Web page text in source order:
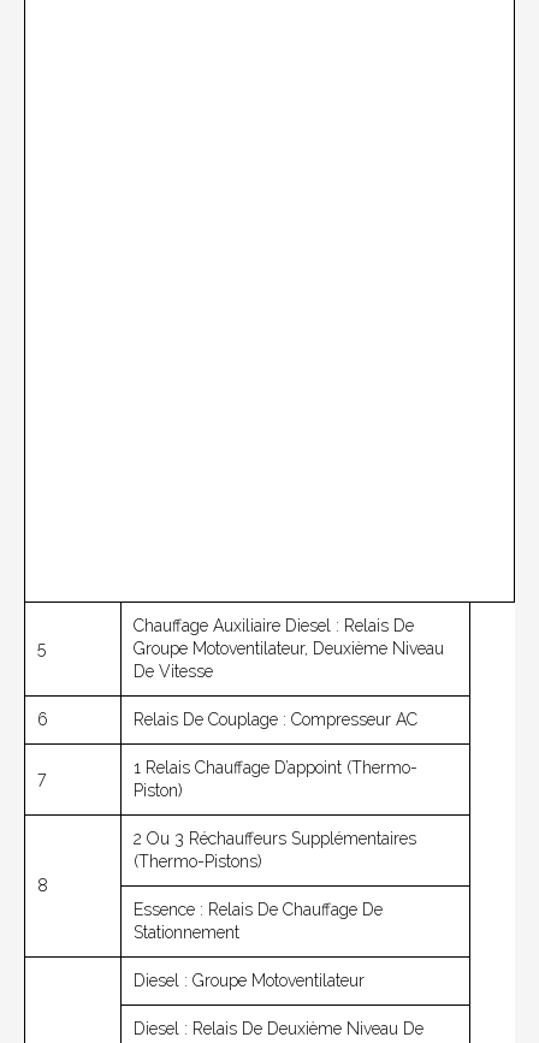
5
Chauffage Auxiliaire Diesel : Relais De
Groupe Motoventilateur, Deuxième Niveau
De Vitesse
6 Relais De Couplage : Compresseur AC
7
1 Relais Chauffage D’appoint (thermo-
Piston)
8
2 Ou 3 Réchauffeurs Supplémentaires
(thermo-Pistons)
Essence : Relais De Chauffage De
Stationnement
Diesel : Groupe Motoventilateur
Diesel : Relais De Deuxième Niveau De